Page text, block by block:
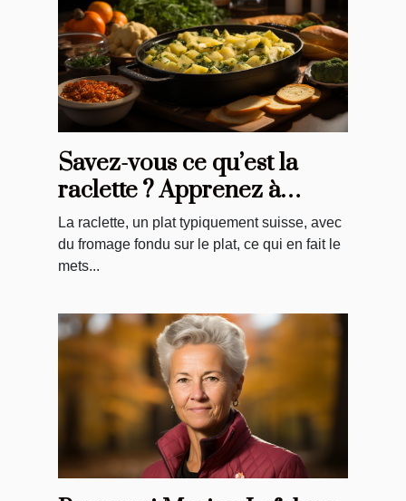
Savez-vous ce qu’est la
raclette ? Apprenez à
préparer ce plat
typiquement suisse.
La raclette, un plat typiquement suisse, avec
du fromage fondu sur le plat, ce qui en fait le
mets...